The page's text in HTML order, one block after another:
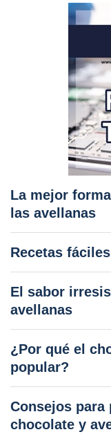
La mejor
las avellanas
Recetas
El sabor
avellanas
¿Por qué el
popular?
Consejos para
chocolate y